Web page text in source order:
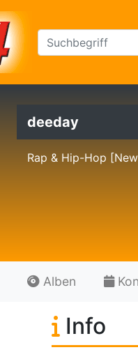
deeday
Rap & Hip-Hop
Alben
Info